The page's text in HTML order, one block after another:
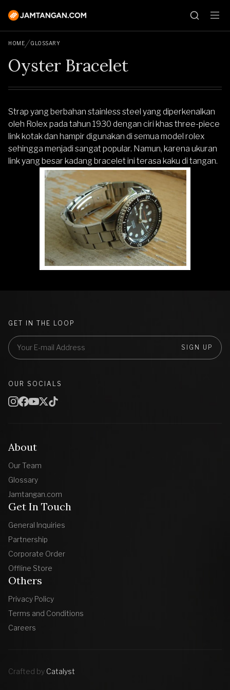
HOME GLOSSARY
Oyster Bracelet
Strap yang berbahan stainless steel yang diperkenalkan
oleh Rolex pada tahun 1930 dengan ciri khas three-piece
link kotak dan hampir digunakan di semua model rolex
sehingga menjadi sangat popular. Namun, karena ukuran
link yang besar kadang bracelet ini terasa kaku di tangan.
About
Our Team
Glossary
Jamtangan.com
Get In Touch
General Inquiries
Partnership
Corporate Order
Offline Store
Others
Privacy Policy
Terms and Conditions
Careers
GET IN THE LOOP
SIGN UP
OUR SOCIALS
Crafted by Catalyst